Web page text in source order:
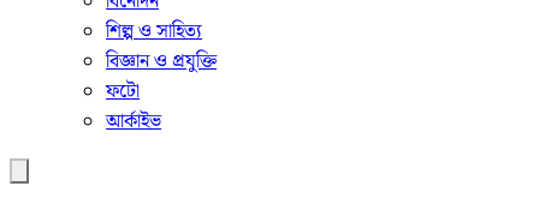
শিল্প ও সাহিত্য
বিজ্ঞান ও প্রযুক্তি
ফটো
আর্কাইভ